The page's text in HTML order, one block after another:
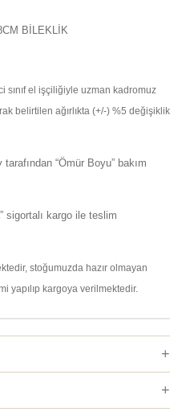
BİLEKLİK
sınıf el işçiliğiyle uzman kadromuz
belirtilen ağırlıkta (+/-) %5 değişiklik
“Ömür Boyu” bakım
sigortalı kargo ile teslim
stoğumuzda hazır olmayan
yapılıp kargoya verilmektedir.